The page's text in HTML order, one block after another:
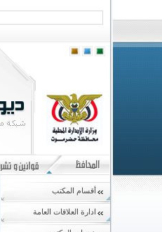
أقسام المكتب
ادارة العلاقات العامة